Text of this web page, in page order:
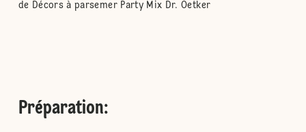
de Décors à parsemer Party Mix Dr. Oetker
Préparation: